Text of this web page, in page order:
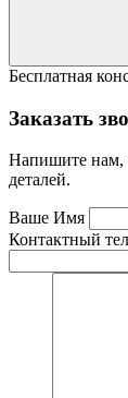
Бесплатная
Заказать
Напишите нам,
деталей.
Ваше Имя
Контактный